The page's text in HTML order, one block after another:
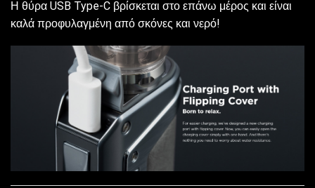
Η θύρα USB Type-C βρίσκεται στο επάνω μέρος και είναι
καλά προφυλαγμένη από σκόνες και νερό!